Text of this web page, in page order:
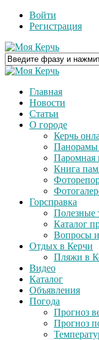
Войти
Регистрация
Главная
Новости
Статьи
О городе
Керчь
Панорамы
Паромная
Книга
Горсправка
Полезные
Каталог
Вопросы
Отдых в Керчи
Пляжи в
Видео
Каталог
Объявления
Погода
Прогноз
Прогноз